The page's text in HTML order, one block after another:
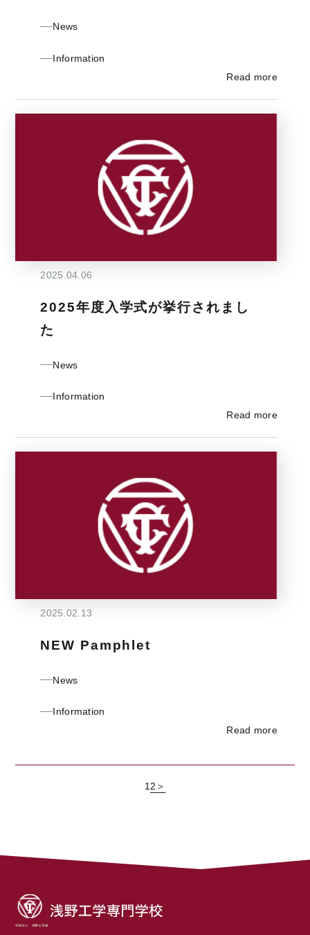
News
Information
Read more
2025.04.06
2025年度入学式が挙行されまし
た
News
Information
Read more
2025.02.13
NEW Pamphlet
News
Information
Read more
12 ＞